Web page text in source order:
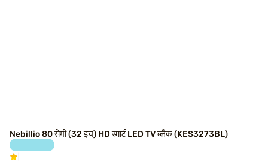
Nebillio 80 सेमी (32 इंच) HD स्मार्ट LED TV ब्लैक (KES3273BL)